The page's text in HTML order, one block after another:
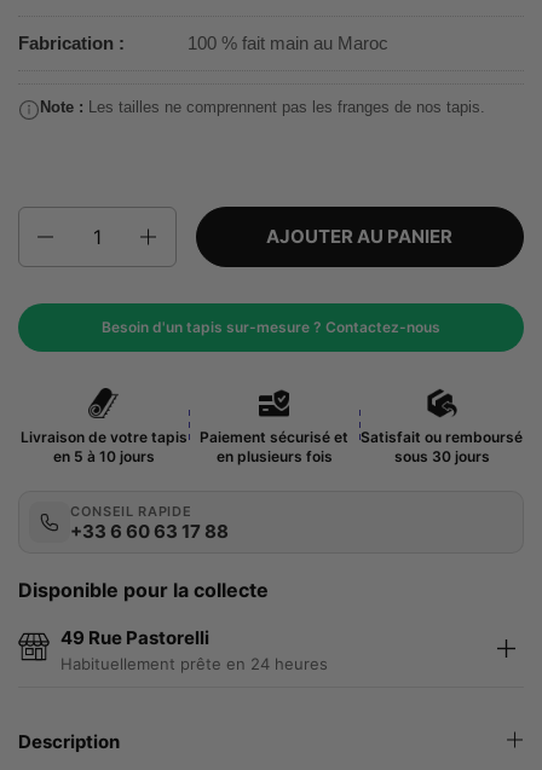
Fabrication : 100 % fait main au Maroc
Note : Les tailles ne comprennent pas les franges de nos tapis.
AJOUTER AU PANIER
Besoin d'un tapis sur-mesure ? Contactez-nous
Livraison de votre tapis
en 5 à 10 jours
Paiement sécurisé et
en plusieurs fois
Satisfait ou remboursé
sous 30 jours
CONSEIL RAPIDE
+33 6 60 63 17 88
Disponible pour la collecte
49 Rue Pastorelli
Habituellement prête en 24 heures
Description